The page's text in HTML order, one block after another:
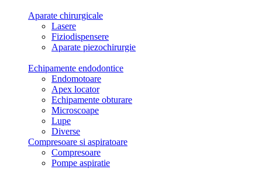
Aparate chirurgicale
Lasere
Fiziodispensere
Aparate piezochirurgie
Echipamente endodontice
Endomotoare
Apex locator
Echipamente obturare
Microscoape
Lupe
Diverse
Compresoare si aspiratoare
Compresoare
Pompe aspiratie